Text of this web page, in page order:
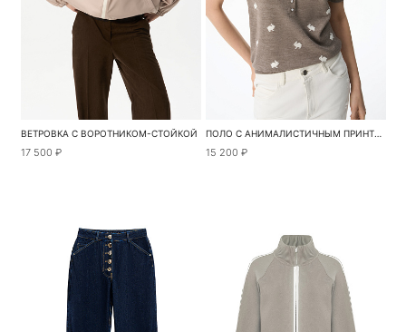
ВЕТРОВКА С ВОРОТНИКОМ-СТОЙКОЙ
17 500 ₽
ПОЛО С АНИМАЛИСТИЧНЫМ ПРИНТОМ
15 200 ₽